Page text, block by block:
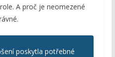
A proč je neomezené
poskytla potřebné